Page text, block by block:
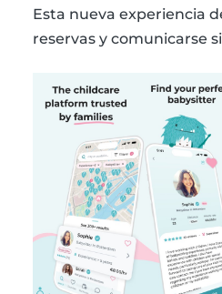
Esta nueva experiencia
reservas y comunicarse